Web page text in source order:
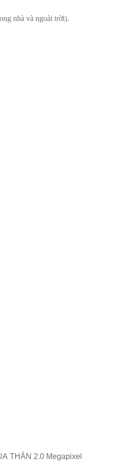
nhà và ngoài trời).
THÂN 2.0 Megapixel